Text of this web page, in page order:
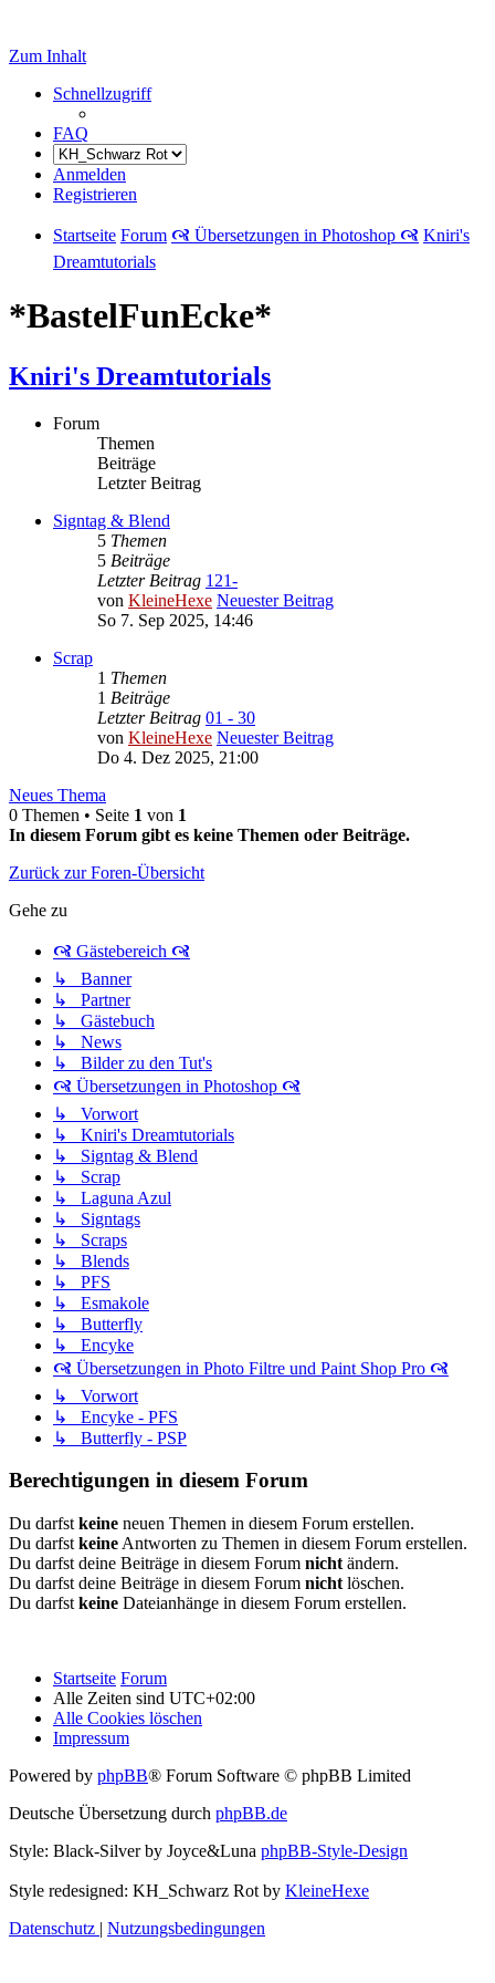
Zum Inhalt
Schnellzugriff
FAQ
Anmelden
Registrieren
Startseite Forum 🙧 Übersetzungen in Photoshop 🙧 Kniri's
Dreamtutorials
*BastelFunEcke*
Kniri's Dreamtutorials
Forum
Themen
Beiträge
Letzter Beitrag
Signtag & Blend
5 Themen
5 Beiträge
Letzter Beitrag 121-
von KleineHexe Neuester Beitrag
So 7. Sep 2025, 14:46
Scrap
1 Themen
1 Beiträge
Letzter Beitrag 01 - 30
von KleineHexe Neuester Beitrag
Do 4. Dez 2025, 21:00
Neues Thema
0 Themen • Seite 1 von 1
In diesem Forum gibt es keine Themen oder Beiträge.
Zurück zur Foren-Übersicht
Gehe zu
🙧 Gästebereich 🙧
↳ Banner
↳ Partner
↳ Gästebuch
↳ News
↳ Bilder zu den Tut's
🙧 Übersetzungen in Photoshop 🙧
↳ Vorwort
↳ Kniri's Dreamtutorials
↳ Signtag & Blend
↳ Scrap
↳ Laguna Azul
↳ Signtags
↳ Scraps
↳ Blends
↳ PFS
↳ Esmakole
↳ Butterfly
↳ Encyke
🙧 Übersetzungen in Photo Filtre und Paint Shop Pro 🙧
↳ Vorwort
↳ Encyke - PFS
↳ Butterfly - PSP
Berechtigungen in diesem Forum
Du darfst keine neuen Themen in diesem Forum erstellen.
Du darfst keine Antworten zu Themen in diesem Forum erstellen.
Du darfst deine Beiträge in diesem Forum nicht ändern.
Du darfst deine Beiträge in diesem Forum nicht löschen.
Du darfst keine Dateianhänge in diesem Forum erstellen.
Startseite Forum
Alle Zeiten sind UTC+02:00
Alle Cookies löschen
Impressum
Powered by phpBB® Forum Software © phpBB Limited
Deutsche Übersetzung durch phpBB.de
Style: Black-Silver by Joyce&Luna phpBB-Style-Design
Style redesigned: KH_Schwarz Rot by KleineHexe
Datenschutz | Nutzungsbedingungen